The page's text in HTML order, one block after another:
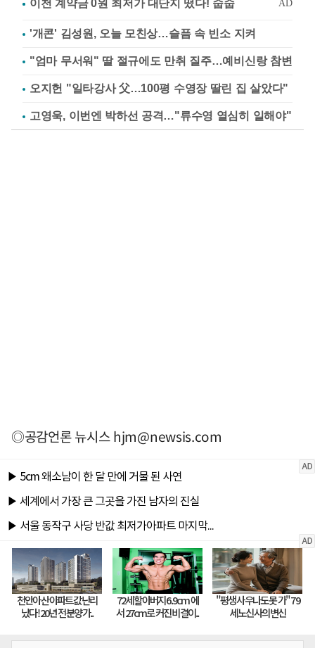
'개콘' 김성원, 오늘 모친상…슬픔 속 빈소 지켜
"엄마 무서워" 딸 절규에도 만취 질주…예비신랑 참변
오지헌 "일타강사 父…100평 수영장 딸린 집 살았다"
고영욱, 이번엔 박하선 공격…"류수영 열심히 일해야"
◎공감언론 뉴시스hjm@newsis.com